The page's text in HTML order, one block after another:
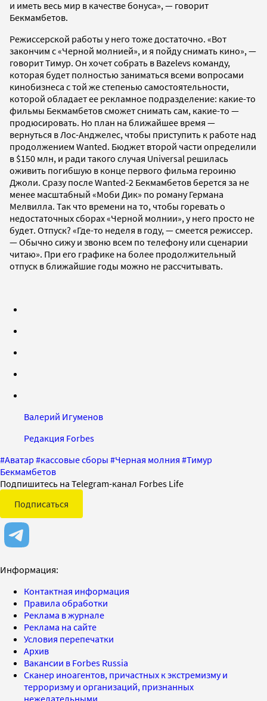
и иметь весь мир в качестве бонуса», — говорит
Бекмамбетов.
Режиссерской работы у него тоже достаточно. «Вот
закончим с «Черной молнией», и я пойду снимать кино», —
говорит Тимур. Он хочет собрать в Bazelevs команду,
которая будет полностью заниматься всеми вопросами
кинобизнеса с той же степенью самостоятельности,
которой обладает ее рекламное подразделение: какие-то
фильмы Бекмамбетов сможет снимать сам, какие-то —
продюсировать. Но план на ближайшее время —
вернуться в Лос-Анджелес, чтобы приступить к работе над
продолжением Wanted. Бюджет второй части определили
в $150 млн, и ради такого случая Universal решилась
оживить погибшую в конце первого фильма героиню
Джоли. Сразу после Wanted-2 Бекмамбетов берется за не
менее масштабный «Моби Дик» по роману Германа
Мелвилла. Так что времени на то, чтобы горевать о
недостаточных сборах «Черной молнии», у него просто не
будет. Отпуск? «Где-то неделя в году, — смеется режиссер.
— Обычно сижу и звоню всем по телефону или сценарии
читаю». При его графике на более продолжительный
отпуск в ближайшие годы можно не рассчитывать.
Валерий Игуменов
Редакция Forbes
#Аватар #кассовые сборы #Черная молния #Тимур
Бекмамбетов
Подпишитесь на Telegram-канал Forbes Life
Подписаться
Информация:
Контактная информация
Правила обработки
Реклама в журнале
Реклама на сайте
Условия перепечатки
Архив
Вакансии в Forbes Russia
Сканер иноагентов, причастных к экстремизму и
терроризму и организаций, признанных